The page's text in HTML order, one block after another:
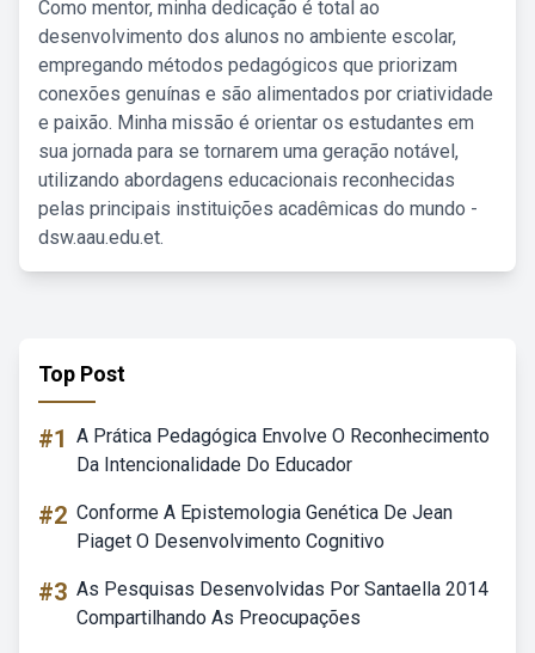
Como mentor, minha dedicação é total ao
desenvolvimento dos alunos no ambiente escolar,
empregando métodos pedagógicos que priorizam
conexões genuínas e são alimentados por criatividade
e paixão. Minha missão é orientar os estudantes em
sua jornada para se tornarem uma geração notável,
utilizando abordagens educacionais reconhecidas
pelas principais instituições acadêmicas do mundo -
dsw.aau.edu.et.
Top Post
#1 A Prática Pedagógica Envolve O Reconhecimento
Da Intencionalidade Do Educador
#2 Conforme A Epistemologia Genética De Jean
Piaget O Desenvolvimento Cognitivo
#3 As Pesquisas Desenvolvidas Por Santaella 2014
Compartilhando As Preocupações